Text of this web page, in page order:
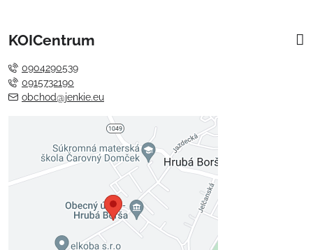
KOICentrum
0904290539
0915732190
obchod@jenkie.eu
Externý obsah je blokovaný
Voľbami súkromia
Prajete si načítať externý obsah?
Povoliť tentokrát